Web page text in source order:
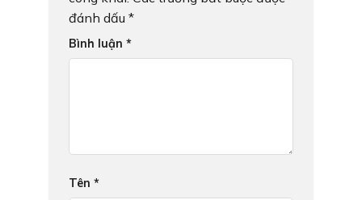
đánh dấu *
Bình luận *
Tên *